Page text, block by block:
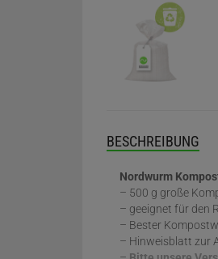
BESCHREIBUNG
Nordwurm
– 500 g große
– geeignet für den
– Bester
– Hinweisblatt zur